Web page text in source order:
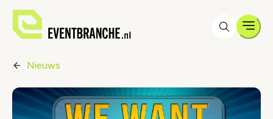
Nieuws